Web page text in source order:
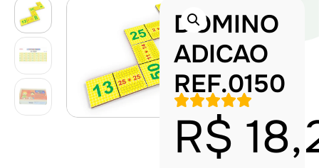
DOMINO
ADICAO
REF.0150
R$